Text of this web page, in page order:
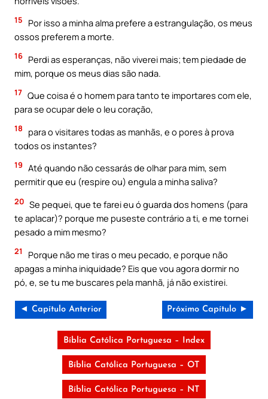
15
Por isso a minha alma prefere a estrangulação, os meus
ossos preferem a morte.
16 Perdi as esperanças, não viverei mais; tem piedade de
mim, porque os meus dias são nada.
17 Que coisa é o homem para tanto te importares com ele,
para se ocupar dele o leu coração,
18
para o visitares todas as manhãs, e o pores à prova
todos os instantes?
19 Até quando não cessarás de olhar para mim, sem
permitir que eu (respire ou) engula a minha saliva?
20 Se pequei, que te farei eu ó guarda dos homens (para
te aplacar)? porque me puseste contrário a ti, e me tornei
pesado a mim mesmo?
21
Porque não me tiras o meu pecado, e porque não
apagas a minha iniquidade? Eis que vou agora dormir no
pó, e, se tu me buscares pela manhã, já não existirei.
◄ Capítulo Anterior Próximo Capítulo ►
Bíblia Católica Portuguesa – Index
Bíblia Católica Portuguesa – OT
Bíblia Católica Portuguesa – NT